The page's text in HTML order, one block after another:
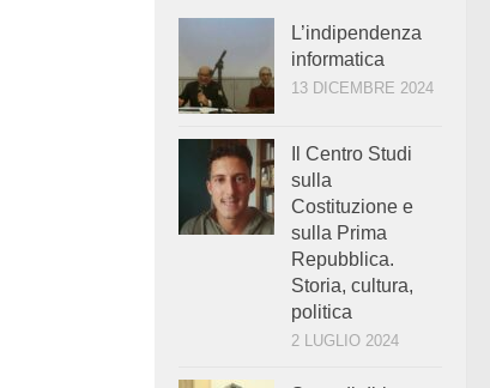
L’indipendenza
informatica
13 DICEMBRE 2024
Il Centro Studi
sulla
Costituzione e
sulla Prima
Repubblica.
Storia, cultura,
politica
2 LUGLIO 2024